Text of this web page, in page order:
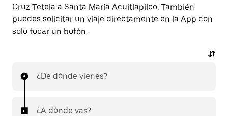
Cruz Tetela a Santa María Acuitlapilco. También
puedes solicitar un viaje directamente en la App con
solo tocar un botón.
¿De dónde vienes?
¿A dónde vas?